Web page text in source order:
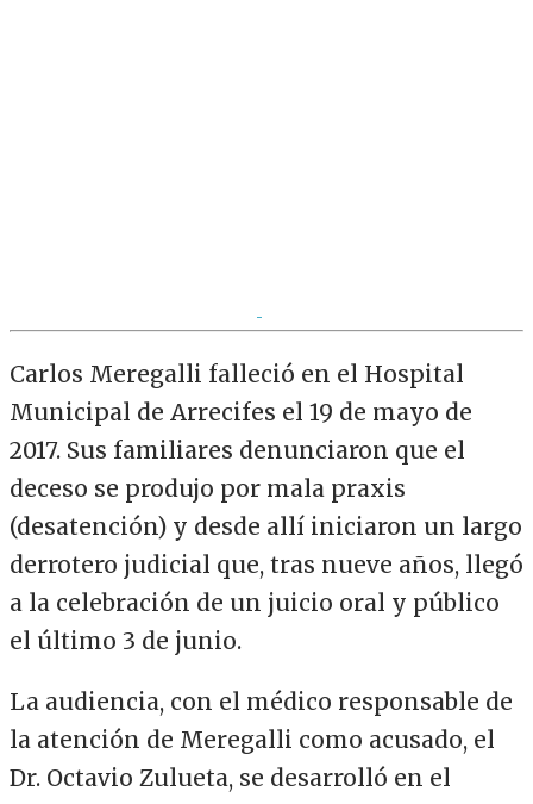
Carlos Meregalli falleció en el Hospital
Municipal de Arrecifes el 19 de mayo de
2017. Sus familiares denunciaron que el
deceso se produjo por mala praxis
(desatención) y desde allí iniciaron un largo
derrotero judicial que, tras nueve años, llegó
a la celebración de un juicio oral y público
el último 3 de junio.
La audiencia, con el médico responsable de
la atención de Meregalli como acusado, el
Dr. Octavio Zulueta, se desarrolló en el